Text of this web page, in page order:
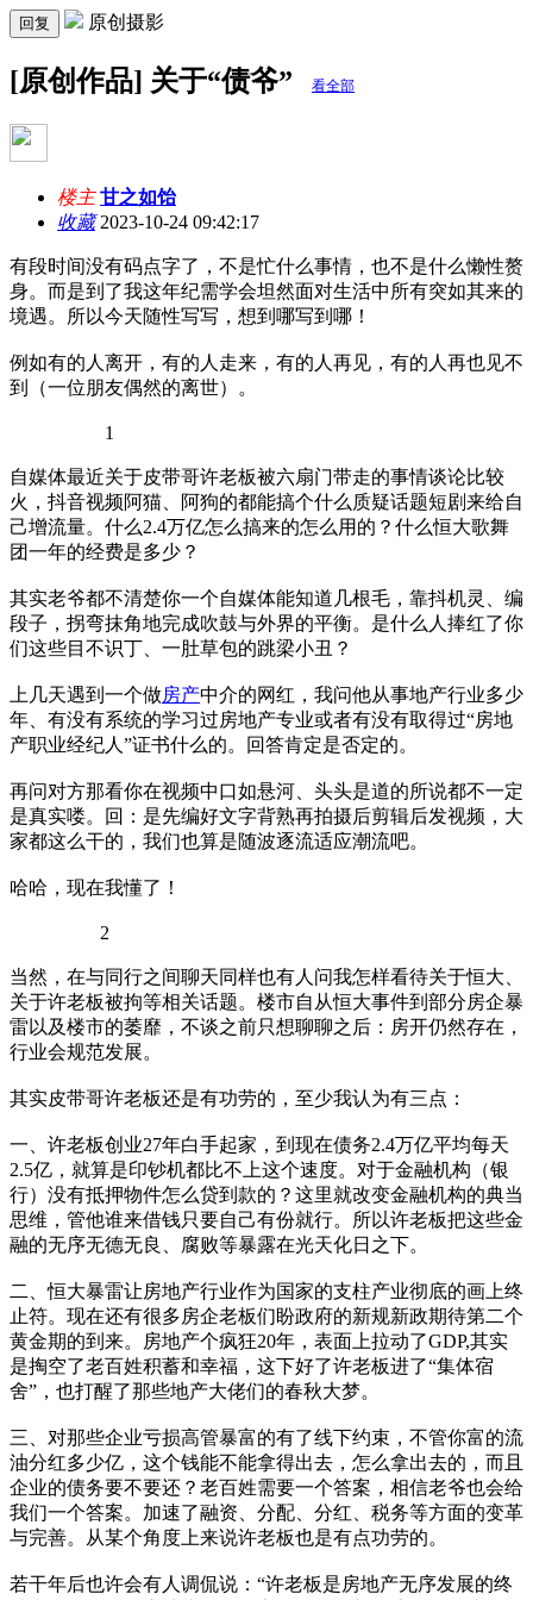
回复 原创摄影
[原创作品] 关于“债爷” 看全部
楼主 甘之如饴
收藏2023-10-24 09:42:17
有段时间没有码点字了，不是忙什么事情，也不是什么懒性赘
身。而是到了我这年纪需学会坦然面对生活中所有突如其来的
境遇。所以今天随性写写，想到哪写到哪！
例如有的人离开，有的人走来，有的人再见，有的人再也见不
到（一位朋友偶然的离世）。
1
自媒体最近关于皮带哥许老板被六扇门带走的事情谈论比较
火，抖音视频阿猫、阿狗的都能搞个什么质疑话题短剧来给自
己增流量。什么2.4万亿怎么搞来的怎么用的？什么恒大歌舞
团一年的经费是多少？
其实老爷都不清楚你一个自媒体能知道几根毛，靠抖机灵、编
段子，拐弯抹角地完成吹鼓与外界的平衡。是什么人捧红了你
们这些目不识丁、一肚草包的跳梁小丑？
上几天遇到一个做房产中介的网红，我问他从事地产行业多少
年、有没有系统的学习过房地产专业或者有没有取得过“房地
产职业经纪人”证书什么的。回答肯定是否定的。
再问对方那看你在视频中口如悬河、头头是道的所说都不一定
是真实喽。回：是先编好文字背熟再拍摄后剪辑后发视频，大
家都这么干的，我们也算是随波逐流适应潮流吧。
哈哈，现在我懂了！
2
当然，在与同行之间聊天同样也有人问我怎样看待关于恒大、
关于许老板被拘等相关话题。楼市自从恒大事件到部分房企暴
雷以及楼市的萎靡，不谈之前只想聊聊之后：房开仍然存在，
行业会规范发展。
其实皮带哥许老板还是有功劳的，至少我认为有三点：
一、许老板创业27年白手起家，到现在债务2.4万亿平均每天
2.5亿，就算是印钞机都比不上这个速度。对于金融机构（银
行）没有抵押物件怎么贷到款的？这里就改变金融机构的典当
思维，管他谁来借钱只要自己有份就行。所以许老板把这些金
融的无序无德无良、腐败等暴露在光天化日之下。
二、恒大暴雷让房地产行业作为国家的支柱产业彻底的画上终
止符。现在还有很多房企老板们盼政府的新规新政期待第二个
黄金期的到来。房地产个疯狂20年，表面上拉动了GDP,其实
是掏空了老百姓积蓄和幸福，这下好了许老板进了“集体宿
舍”，也打醒了那些地产大佬们的春秋大梦。
三、对那些企业亏损高管暴富的有了线下约束，不管你富的流
油分红多少亿，这个钱能不能拿得出去，怎么拿出去的，而且
企业的债务要不要还？老百姓需要一个答案，相信老爷也会给
我们一个答案。加速了融资、分配、分红、税务等方面的变革
与完善。从某个角度上来说许老板也是有点功劳的。
若干年后也许会有人调侃说：“许老板是房地产无序发展的终